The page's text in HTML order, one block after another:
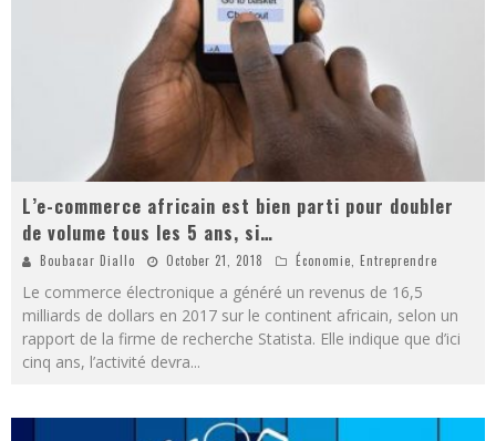
L’e-commerce africain est bien parti pour doubler
de volume tous les 5 ans, si…
Boubacar Diallo October 21, 2018 Économie Entreprendre
Le commerce électronique a généré un revenus de 16,5
milliards de dollars en 2017 sur le continent africain, selon un
rapport de la firme de recherche Statista. Elle indique que d’ici
cinq ans, l’activité devra...